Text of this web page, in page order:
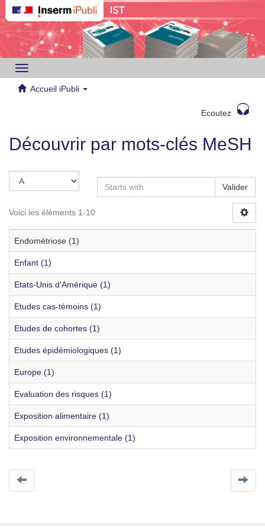
Toggle
navigation
Accueil iPubli
Ecoutez
Découvrir par mots-clés MeSH
Valider
Voici les éléments 1-10
Endométriose (1)
Enfant (1)
Etats-Unis d'Amérique (1)
Etudes cas-témoins (1)
Etudes de cohortes (1)
Etudes épidémiologiques (1)
Europe (1)
Evaluation des risques (1)
Exposition alimentaire (1)
Exposition environnementale (1)